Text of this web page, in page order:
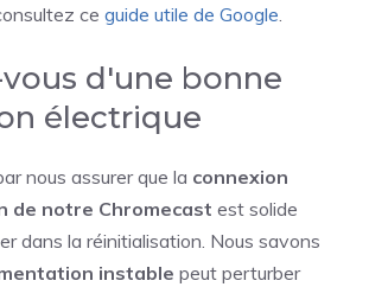
ce guide utile de Google.
d'une bonne
électrique
nous assurer que la connexion
de notre Chromecast est solide
dans la réinitialisation. Nous savons
instable peut perturber